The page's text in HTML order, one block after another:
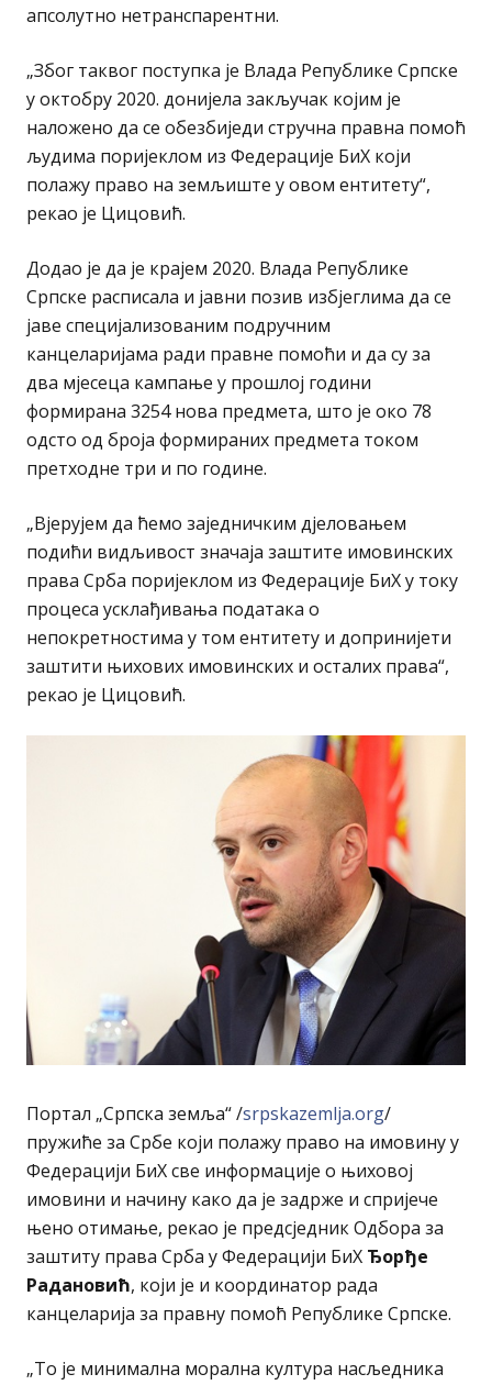
апсолутно нетранспарентни.
„Због таквог поступка је Влада Републике Српске
у октобру 2020. донијела закључак којим је
наложено да се обезбиједи стручна правна помоћ
људима поријеклом из Федерације БиХ који
полажу право на земљиште у овом ентитету“,
рекао је Цицовић.
Додао је да је крајем 2020. Влада Републике
Српске расписала и јавни позив избјеглима да се
јаве специјализованим подручним
канцеларијама ради правне помоћи и да су за
два мјесеца кампање у прошлој години
формирана 3254 нова предмета, што је око 78
одсто од броја формираних предмета током
претходне три и по године.
„Вјерујем да ћемо заједничким дјеловањем
подићи видљивост значаја заштите имовинских
права Срба поријеклом из Федерације БиХ у току
процеса усклађивања података о
непокретностима у том ентитету и допринијети
заштити њихових имовинских и осталих права“,
рекао је Цицовић.
Портал „Српска земља“ /srpskazemlja.org/
пружиће за Србе који полажу право на имовину у
Федерацији БиХ све информације о њиховој
имовини и начину како да је задрже и спријече
њено отимање, рекао је предсједник Одбора за
заштиту права Срба у Федерацији БиХ Ђорђе
Радановић, који је и координатор рада
канцеларија за правну помоћ Републике Српске.
„То је минимална морална култура насљедника